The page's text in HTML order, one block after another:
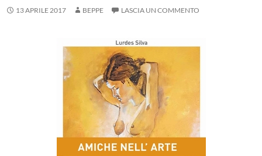
13 APRILE 2017 BEPPE LASCIA UN COMMENTO